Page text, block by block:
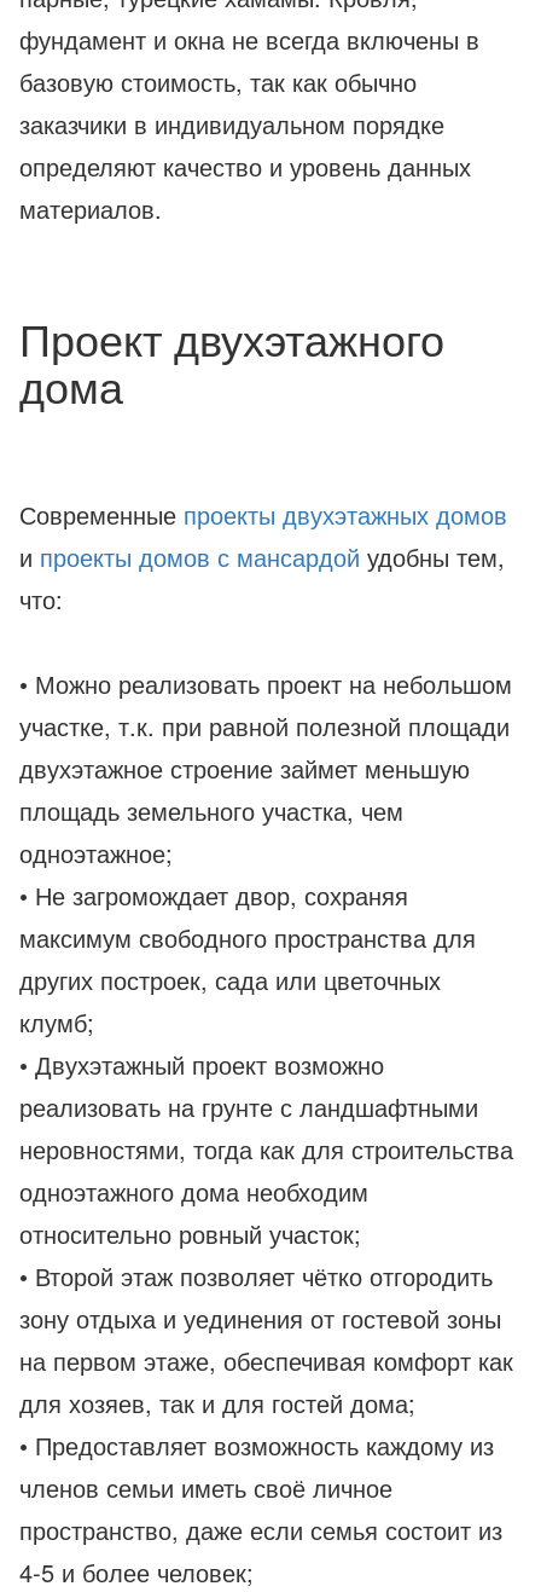
фундамент и окна не всегда включены в
базовую стоимость, так как обычно
заказчики в индивидуальном порядке
определяют качество и уровень данных
материалов.
Проект двухэтажного
дома
Современные проекты двухэтажных домов
и проекты домов с мансардой удобны тем,
что:
• Можно реализовать проект на небольшом
участке, т.к. при равной полезной площади
двухэтажное строение займет меньшую
площадь земельного участка, чем
одноэтажное;
• Не загромождает двор, сохраняя
максимум свободного пространства для
других построек, сада или цветочных
клумб;
• Двухэтажный проект возможно
реализовать на грунте с ландшафтными
неровностями, тогда как для строительства
одноэтажного дома необходим
относительно ровный участок;
• Второй этаж позволяет чётко отгородить
зону отдыха и уединения от гостевой зоны
на первом этаже, обеспечивая комфорт как
для хозяев, так и для гостей дома;
• Предоставляет возможность каждому из
членов семьи иметь своё личное
пространство, даже если семья состоит из
4-5 и более человек;